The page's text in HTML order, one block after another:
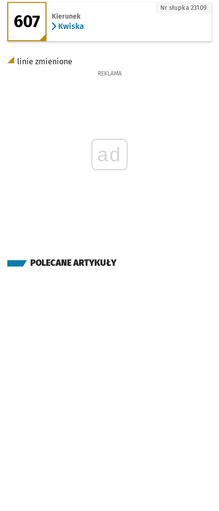
607 - kierunek Kwiska
607 Kierunek
Kwiska
Nr słupka 23109
linie zmienione
REKLAMA
ad
POLECANE ARTYKUŁY